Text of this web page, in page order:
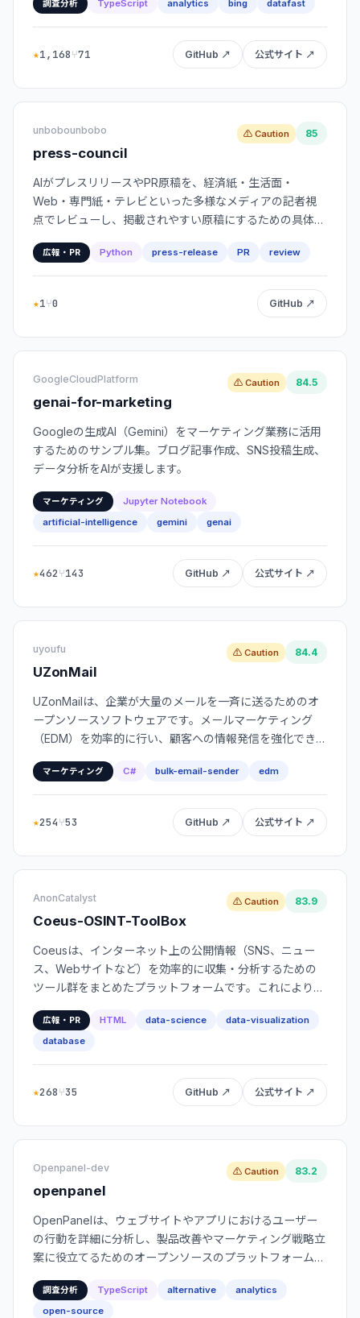
調査分析 TypeScript analytics bing datafast
★1,168⑂71 GitHub ↗ 公式サイト ↗
unbobounbobo
press-council
⚠ Caution 85
AIがプレスリリースやPR原稿を、経済紙・生活面・
Web・専門紙・テレビといった多様なメディアの記者視
点でレビューし、掲載されやすい原稿にするための具体的
広報・PR Python press-release PR review
★1⑂0 GitHub ↗
GoogleCloudPlatform
genai-for-marketing
⚠ Caution 84.5
Googleの生成AI（Gemini）をマーケティング業務に活用
するためのサンプル集。ブログ記事作成、SNS投稿生成、
データ分析をAIが支援します。
マーケティング
Jupyter Notebook
artificial-intelligence
gemini genai
★462⑂143 GitHub ↗ 公式サイト ↗
uyoufu
UZonMail
⚠ Caution 84.4
UZonMailは、企業が大量のメールを一斉に送るためのオ
ープンソースソフトウェアです。メールマーケティング
（EDM）を効率的に行い、顧客への情報発信を強化できる
マーケティング C# bulk-email-sender edm
★254⑂53 GitHub ↗ 公式サイト ↗
AnonCatalyst
Coeus-OSINT-ToolBox
⚠ Caution 83.9
Coeusは、インターネット上の公開情報（SNS、ニュー
ス、Webサイトなど）を効率的に収集・分析するための
ツール群をまとめたプラットフォームです。これにより、
い情報収集活動をサポートします。
広報・PR HTML data-science
data-visualization
database
★268⑂35 GitHub ↗ 公式サイト ↗
Openpanel-dev
openpanel
⚠ Caution 83.2
OpenPanelは、ウェブサイトやアプリにおけるユーザー
の行動を詳細に分析し、製品改善やマーケティング戦略立
案に役立てるためのオープンソースのプラットフォームで
調査分析 TypeScript alternative
analytics
open-source